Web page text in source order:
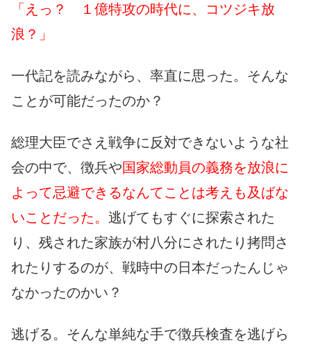
「えっ？ １億特攻の時代に、コツジキ放
浪？」
一代記を読みながら、率直に思った。そんな
ことが可能だったのか？
総理大臣でさえ戦争に反対できないような社
会の中で、徴兵や国家総動員の義務を放浪に
よって忌避できるなんてことは考えも及ばな
いことだった。 逃げてもすぐに探索された
り、残された家族が村八分にされたり拷問さ
れたりするのが、戦時中の日本だったんじゃ
なかったのかい？
逃げる。そんな単純な手で徴兵検査を逃げら